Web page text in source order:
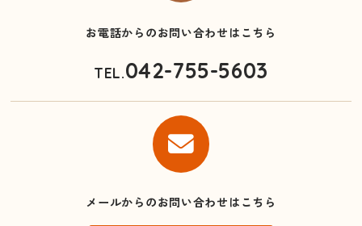
お電話からのお問い合わせはこちら
TEL.042-755-5603
メールからのお問い合わせはこちら